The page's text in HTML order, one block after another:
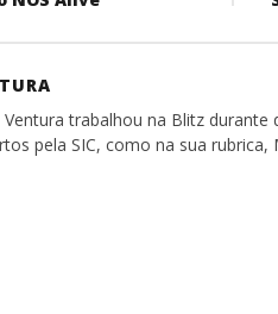
Ventura trabalhou na Blitz
pela SIC, como na sua